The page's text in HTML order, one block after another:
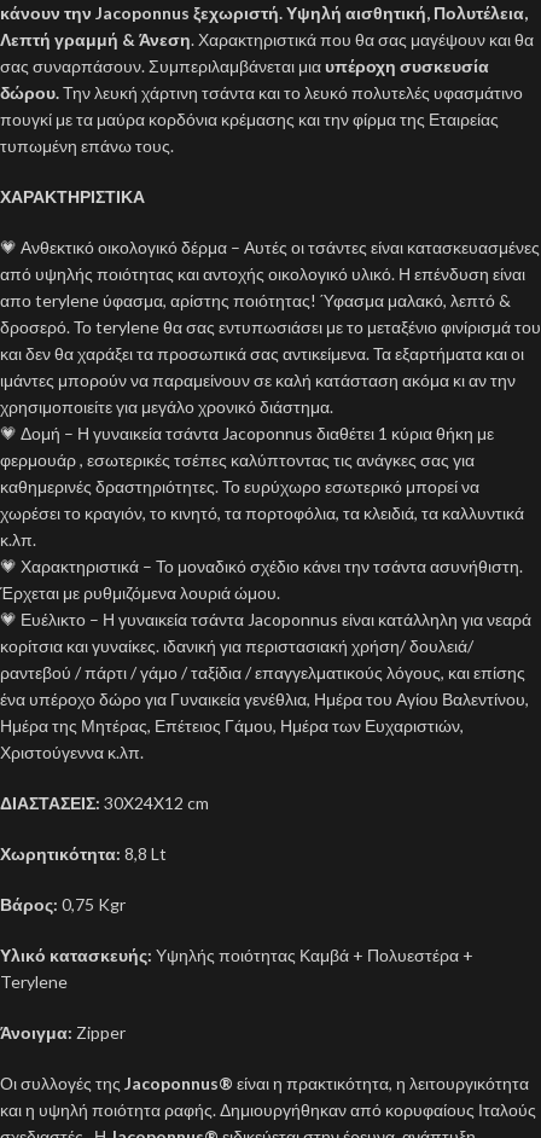
κάνουν την Jacoponnus ξεχωριστή. Υψηλή αισθητική, Πολυτέλεια,
Λεπτή γραμμή & Άνεση. Χαρακτηριστικά που θα σας μαγέψουν και θα
σας συναρπάσουν. Συμπεριλαμβάνεται μια υπέροχη συσκευσία
δώρου.Την λευκή χάρτινη τσάντα και το λευκό πολυτελές υφασμάτινο
πουγκί με τα μαύρα κορδόνια κρέμασης και την φίρμα της Εταιρείας
τυπωμένη επάνω τους.
ΧΑΡΑΚΤΗΡΙΣΤΙΚΑ
💗 Ανθεκτικό οικολογικό δέρμα – Αυτές οι τσάντες είναι κατασκευασμένες
από υψηλής ποιότητας και αντοχής οικολογικό υλικό. Η επένδυση είναι
απο terylene ύφασμα, αρίστης ποιότητας! Ύφασμα μαλακό, λεπτό &
δροσερό. Το terylene θα σας εντυπωσιάσει με το μεταξένιο φινίρισμά του
και δεν θα χαράξει τα προσωπικά σας αντικείμενα. Τα εξαρτήματα και οι
ιμάντες μπορούν να παραμείνουν σε καλή κατάσταση ακόμα κι αν την
χρησιμοποιείτε για μεγάλο χρονικό διάστημα.
💗 Δομή – Η γυναικεία τσάντα Jacoponnus διαθέτει 1 κύρια θήκη με
φερμουάρ , εσωτερικές τσέπες καλύπτοντας τις ανάγκες σας για
καθημερινές δραστηριότητες. Το ευρύχωρο εσωτερικό μπορεί να
χωρέσει το κραγιόν, το κινητό, τα πορτοφόλια, τα κλειδιά, τα καλλυντικά
κ.λπ.
💗 Χαρακτηριστικά – Το μοναδικό σχέδιο κάνει την τσάντα ασυνήθιστη.
Έρχεται με ρυθμιζόμενα λουριά ώμου.
💗 Ευέλικτο – Η γυναικεία τσάντα Jacoponnus είναι κατάλληλη για νεαρά
κορίτσια και γυναίκες. ιδανική για περιστασιακή χρήση/ δουλειά/
ραντεβού / πάρτι / γάμο / ταξίδια / επαγγελματικούς λόγους, και επίσης
ένα υπέροχο δώρο για Γυναικεία γενέθλια, Ημέρα του Αγίου Βαλεντίνου,
Ημέρα της Μητέρας, Επέτειος Γάμου, Ημέρα των Ευχαριστιών,
Χριστούγεννα κ.λπ.
ΔΙΑΣΤΑΣΕΙΣ: 30X24X12 cm
Χωρητικότητα: 8,8 Lt
Βάρος: 0,75 Kgr
Υλικό κατασκευής: Υψηλής ποιότητας Καμβά + Πολυεστέρα +
Terylene
Άνοιγμα: Zipper
Οι συλλογές της Jacoponnus® είναι η πρακτικότητα, η λειτουργικότητα
και η υψηλή ποιότητα ραφής. Δημιουργήθηκαν από κορυφαίους Ιταλούς